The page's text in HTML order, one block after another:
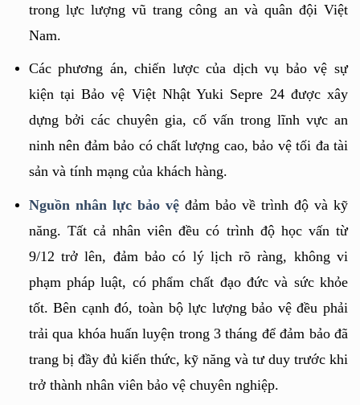
trong lực lượng vũ trang công an và quân đội Việt
Nam.
Các phương án, chiến lược của dịch vụ bảo vệ sự
kiện tại Bảo vệ Việt Nhật Yuki Sepre 24 được xây
dựng bởi các chuyên gia, cố vấn trong lĩnh vực an
ninh nên đảm bảo có chất lượng cao, bảo vệ tối đa tài
sản và tính mạng của khách hàng.
Nguồn nhân lực bảo vệ đảm bảo về trình độ và kỹ
năng. Tất cả nhân viên đều có trình độ học vấn từ
9/12 trở lên, đảm bảo có lý lịch rõ ràng, không vi
phạm pháp luật, có phẩm chất đạo đức và sức khỏe
tốt. Bên cạnh đó, toàn bộ lực lượng bảo vệ đều phải
trải qua khóa huấn luyện trong 3 tháng để đảm bảo đã
trang bị đầy đủ kiến thức, kỹ năng và tư duy trước khi
trở thành nhân viên bảo vệ chuyên nghiệp.